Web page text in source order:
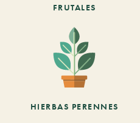
FRUTALES
HIERBAS PERENNES